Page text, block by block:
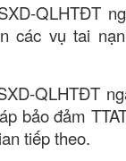
QLHTĐT
các vụ tai
QLHTĐT
bảo đảm
tiếp theo.